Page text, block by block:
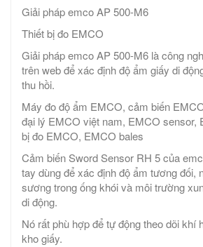
Giải pháp emco AP 500-M6
Thiết bị đo EMCO
Giải pháp emco AP 500-M6 là công
trên web để xác định độ ẩm giấy di
thu hồi.
Máy đo độ ẩm EMCO, cảm biến
đại lý EMCO việt nam, EMCO sensor,
bị đo EMCO, EMCO bales
Cảm biến Sword Sensor RH 5 của
tay dùng để xác định độ ẩm tương đối,
sương trong ống khói và môi trường
di động.
Nó rất phù hợp để tự động theo dõi khí
kho giấy.